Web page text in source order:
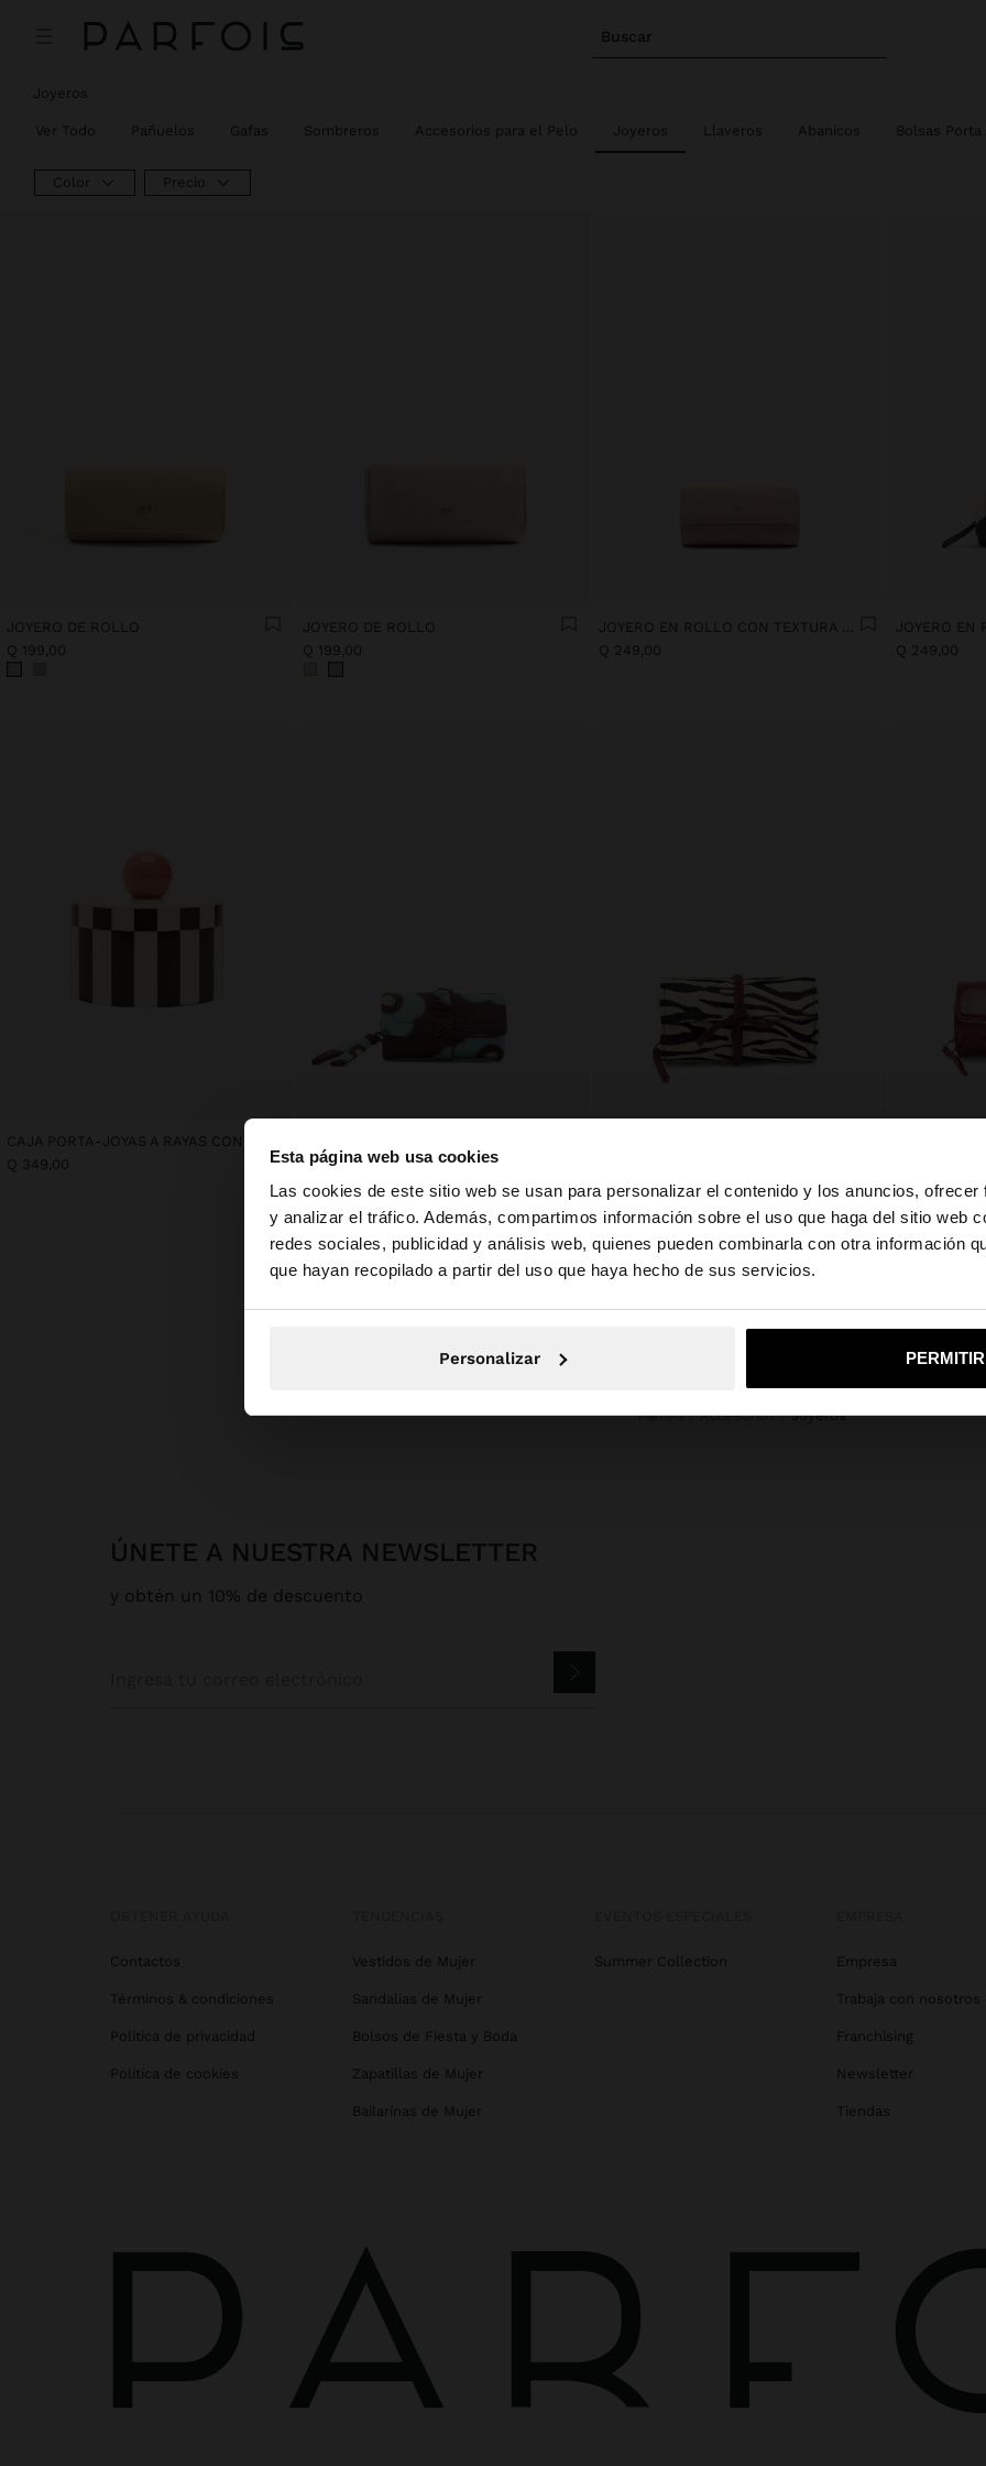
Esta página web usa cookies
Las cookies de este sitio web se usan para personalizar el contenido y los anuncios,
y analizar el tráfico. Además, compartimos información sobre el uso que haga del sitio web
redes sociales, publicidad y análisis web, quienes pueden combinarla con otra información
que hayan recopilado a partir del uso que haya hecho de sus servicios.
Personalizar
Buscar
hola
Estás accediendo a la web de Guatemala. ¿Quieres ir a la web de United
No, continuar en la web de Guatemala Sí,
Joyeros
Ver Todo Pañuelos Gafas Sombreros Accesorios para el Pelo Joyeros Llaveros Abanicos Bolsas
Color Precio
JOYERO DE ROLLO
Q 199,00
JOYERO DE ROLLO
Q 199,00
JOYERO EN ROLLO CON TEXTURA SUAVE
Q 249,00
Q 249,00
Q 349,00
Q 249,00
Parfois Accesorios joyeros
ÚNETE A NUESTRA NEWSLETTER
y obtén un 10% de descuento
Contactos
Términos & condiciones
Política de privacidad
Política de cookies
Vestidos de Mujer
Sandalias de Mujer
Bolsos de Fiesta y Boda
Zapatillas de Mujer
Bailarinas de Mujer
Summer Collection Empresa
Trabaja con nosotros
Franchising
Newsletter
Tiendas